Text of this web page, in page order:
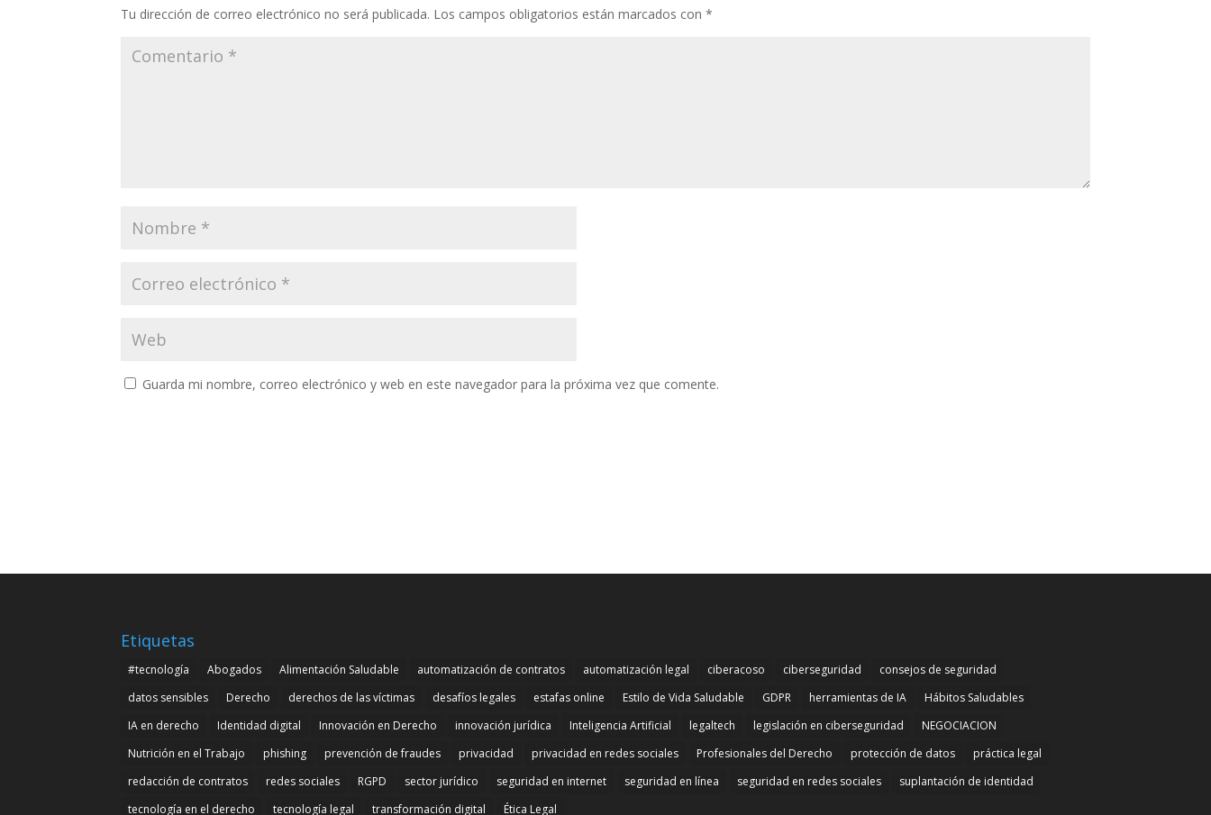
Tu dirección de correo electrónico no será publicada. Los campos obligatorios están marcados con*
Guarda mi nombre, correo electrónico y web en este navegador para la próxima vez que comente.
Etiquetas
#tecnología Abogados Alimentación Saludable automatización de contratos automatización legal ciberacoso ciberseguridad
consejos de seguridad
datos sensibles
Derecho derechos de las víctimas desafíos legales estafas online Estilo de Vida Saludable GDPR herramientas de IA
Hábitos Saludables
IA en derecho
Identidad digital Innovación en Derecho innovación jurídica Inteligencia Artificial legaltech legislación en ciberseguridad
NEGOCIACION
Nutrición en el Trabajo
phishing prevención de fraudes privacidad privacidad en redes sociales Profesionales del Derecho protección de datos
práctica legal
redacción de contratos
redes sociales RGPD sector jurídico seguridad en internet seguridad en línea seguridad en redes sociales
suplantación de identidad
tecnología en el derecho
tecnología legal transformación digital Ética Legal